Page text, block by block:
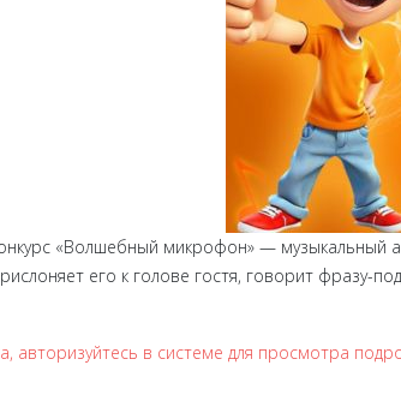
«Волшебный микрофон» — музыкальный
его к голове гостя, говорит фразу-
авторизуйтесь в системе для просмотра